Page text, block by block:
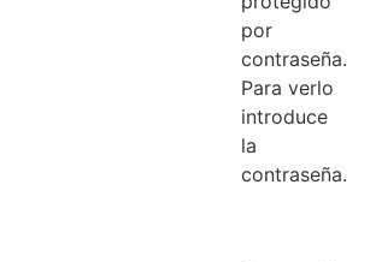
por
contraseña.
Para verlo
introduce
la
contraseña.